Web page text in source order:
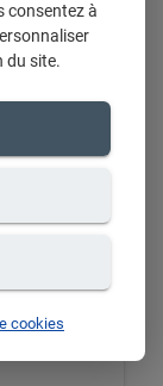
consentez à
du site.
cookies